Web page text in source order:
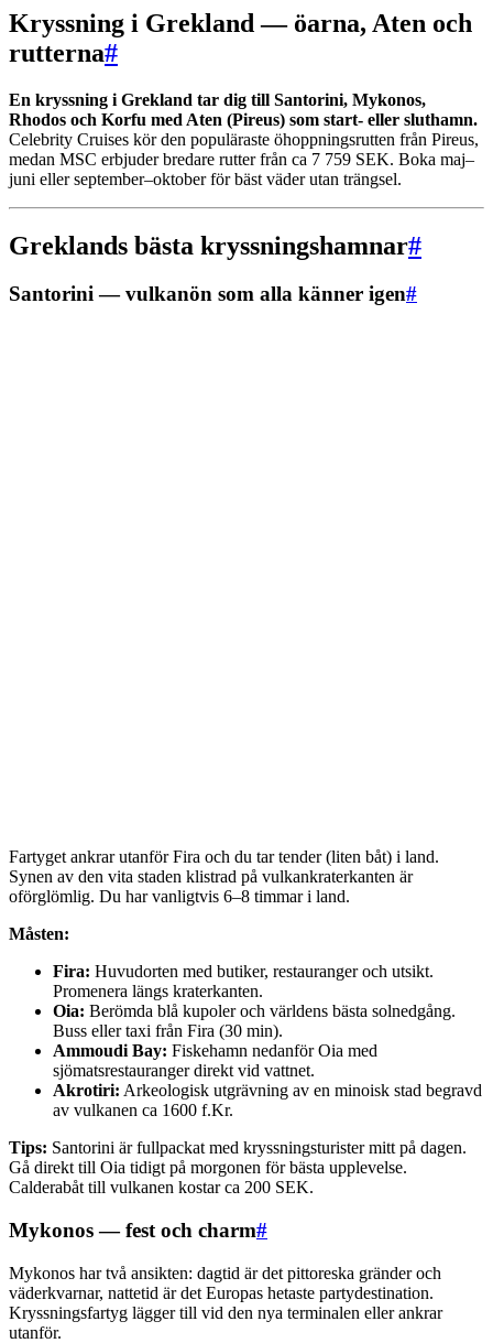
Kryssning i Grekland — öarna, Aten och
rutterna#
En kryssning i Grekland tar dig till Santorini, Mykonos,
Rhodos och Korfu med Aten (Pireus) som start- eller sluthamn.
Celebrity Cruises kör den populäraste öhoppningsrutten från Pireus,
medan MSC erbjuder bredare rutter från ca 7 759 SEK. Boka maj–
juni eller september–oktober för bäst väder utan trängsel.
Greklands bästa kryssningshamnar#
Santorini — vulkanön som alla känner igen#
Fartyget ankrar utanför Fira och du tar tender (liten båt) i land.
Synen av den vita staden klistrad på vulkankraterkanten är
oförglömlig. Du har vanligtvis 6–8 timmar i land.
Måsten:
Fira: Huvudorten med butiker, restauranger och utsikt.
Promenera längs kraterkanten.
Oia: Berömda blå kupoler och världens bästa solnedgång.
Buss eller taxi från Fira (30 min).
Ammoudi Bay: Fiskehamn nedanför Oia med
sjömatsrestauranger direkt vid vattnet.
Akrotiri: Arkeologisk utgrävning av en minoisk stad begravd
av vulkanen ca 1600 f.Kr.
Tips: Santorini är fullpackat med kryssningsturister mitt på dagen.
Gå direkt till Oia tidigt på morgonen för bästa upplevelse.
Calderabåt till vulkanen kostar ca 200 SEK.
Mykonos — fest och charm#
Mykonos har två ansikten: dagtid är det pittoreska gränder och
väderkvarnar, nattetid är det Europas hetaste partydestination.
Kryssningsfartyg lägger till vid den nya terminalen eller ankrar
utanför.